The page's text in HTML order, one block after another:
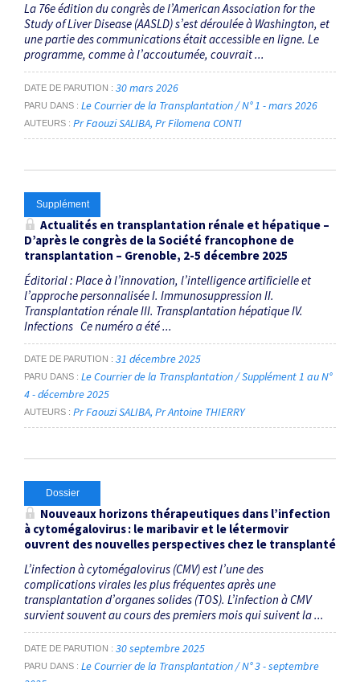
La 76e édition du congrès de l’American Association for the
Study of Liver Disease (AASLD) s’est déroulée à Washington, et
une partie des communications était accessible en ligne. Le
programme, comme à l’accoutumée, couvrait ...
DATE DE PARUTION 30 mars 2026
PARU DANS Le Courrier de la Transplantation / N° 1 - mars 2026
AUTEURS Pr Faouzi SALIBA Pr Filomena CONTI
Supplément
Actualités en transplantation rénale et hépatique –
D’après le congrès de la Société francophone de
transplantation – Grenoble, 2-5 décembre 2025
Éditorial : Place à l’innovation, l’intelligence artificielle et
l’approche personnalisée I. Immunosuppression II.
Transplantation rénale III. Transplantation hépatique IV.
Infections Ce numéro a été ...
DATE DE PARUTION 31 décembre 2025
PARU DANS
Le Courrier de la Transplantation / Supplément 1 au N°
4 - décembre 2025
AUTEURS Pr Faouzi SALIBA Pr Antoine THIERRY
Dossier
Nouveaux horizons thérapeutiques dans l’infection
à cytomégalovirus : le maribavir et le létermovir
ouvrent des nouvelles perspectives chez le transplanté
L’infection à cytomégalovirus (CMV) est l’une des
complications virales les plus fréquentes après une
transplantation d’organes solides (TOS). L’infection à CMV
survient souvent au cours des premiers mois qui suivent la ...
DATE DE PARUTION 30 septembre 2025
PARU DANS
Le Courrier de la Transplantation / N° 3 - septembre